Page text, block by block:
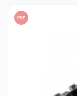
PDF